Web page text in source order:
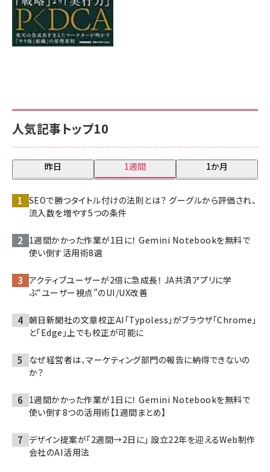
人気記事トップ10
昨日 1週間 1か月
SEOで勝つタイトル付けの法則とは？ グーグルから評価され、
流入数を増やす5つの条件
1週間かかった作業が1日に！ Gemini Notebookを無料で
使い倒す活用術8選
アクティブユーザーが2倍に急成長！ JA共済アプリに学
ぶ“ユーザー視点”のUI/UX改善
朝日新聞社の文章校正AI「Typoless」がブラウザ「Chrome」
と「Edge」上でも校正が可能に
なぜ経営者は、マーケティング部門の報告に納得できないの
か？
1週間かかった作業が1日に！ Gemini Notebookを無料で
使い倒す8つの活用術【1週間まとめ】
デザイン提案が「2週間→2日に」 設立22年を迎えるWeb制作
会社のAI活用法